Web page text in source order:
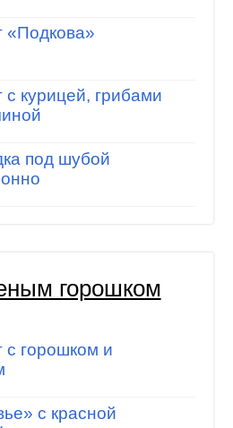
«Подкова»
с курицей, грибами
под шубой
горошком
с горошком и
с красной